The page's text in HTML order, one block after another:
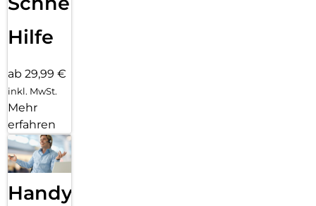
Hilfe
ab 29,99 €
inkl. MwSt.
Mehr
erfahren
Handy